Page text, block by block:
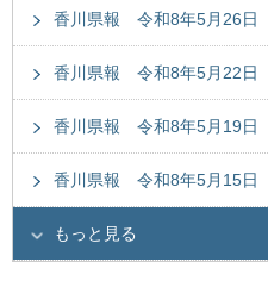
香川県報 令和8年5月26日
香川県報 令和8年5月22日
香川県報 令和8年5月19日
香川県報 令和8年5月15日
もっと見る